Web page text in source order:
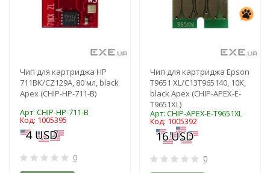
Чип для картриджа HP
711BK/CZ129A, 80 мл, black
Apex (CHIP-HP-711-B)
Арт: CHIP-HP-711-B
Код: 1005395
0
Чип для картриджа Epson
T9651 XL/C13T965140, 10K,
black Apex (CHIP-APEX-E-
T9651XL)
Арт: CHIP-APEX-E-T9651XL
Код: 1005392
0